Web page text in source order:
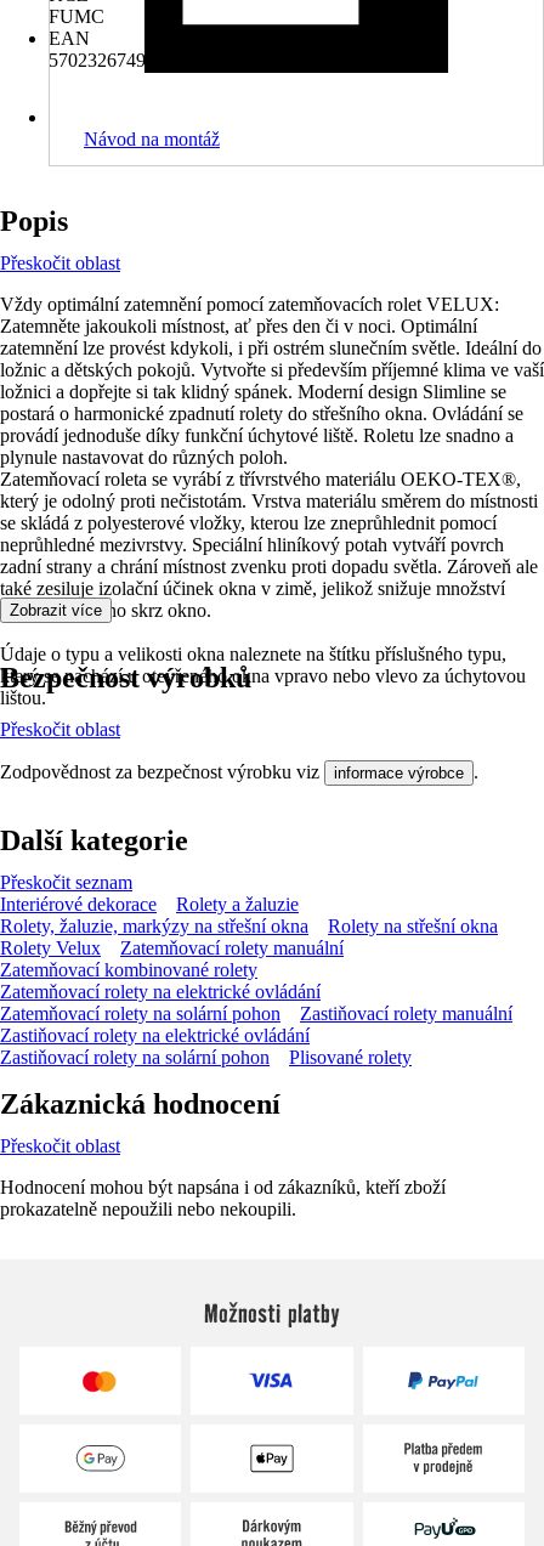
FUMC
EAN
5702326749261
Návod na montáž
Popis
Přeskočit oblast
Vždy optimální zatemnění pomocí zatemňovacích rolet VELUX:
Zatemněte jakoukoli místnost, ať přes den či v noci. Optimální
zatemnění lze provést kdykoli, i při ostrém slunečním světle. Ideální do
ložnic a dětských pokojů. Vytvořte si především příjemné klima ve vaší
ložnici a dopřejte si tak klidný spánek. Moderní design Slimline se
postará o harmonické zpadnutí rolety do střešního okna. Ovládání se
provádí jednoduše díky funkční úchytové liště. Roletu lze snadno a
plynule nastavovat do různých poloh.
Zatemňovací roleta se vyrábí z třívrstvého materiálu OEKO-TEX®,
který je odolný proti nečistotám. Vrstva materiálu směrem do místnosti
se skládá z polyesterové vložky, kterou lze zneprůhlednit pomocí
neprůhledné mezivrstvy. Speciální hliníkový potah vytváří povrch
zadní strany a chrání místnost zvenku proti dopadu světla. Zároveň ale
také zesiluje izolační účinek okna v zimě, jelikož snižuje množství
tepla unikajícího skrz okno.
Údaje o typu a velikosti okna naleznete na štítku příslušného typu,
který se nachází u otevřeného okna vpravo nebo vlevo za úchytovou
lištou.
Zobrazit více
Bezpečnost výrobků
Přeskočit oblast
Zodpovědnost za bezpečnost výrobku viz informace výrobce .
Další kategorie
Přeskočit seznam
Interiérové dekorace
Rolety a žaluzie
Rolety, žaluzie, markýzy na střešní okna
Rolety na střešní okna
Rolety Velux
Zatemňovací rolety manuální
Zatemňovací kombinované rolety
Zatemňovací rolety na elektrické ovládání
Zatemňovací rolety na solární pohon
Zastiňovací rolety manuální
Zastiňovací rolety na elektrické ovládání
Zastiňovací rolety na solární pohon
Plisované rolety
Zákaznická hodnocení
Přeskočit oblast
Hodnocení mohou být napsána i od zákazníků, kteří zboží
prokazatelně nepoužili nebo nekoupili.
Možnosti platby